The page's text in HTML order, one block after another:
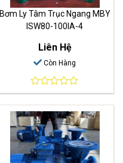
Bơm Ly Tâm Trục Ngang MBY
ISW80-100IA-4
Liên Hệ
Còn Hàng
0
out
of
5